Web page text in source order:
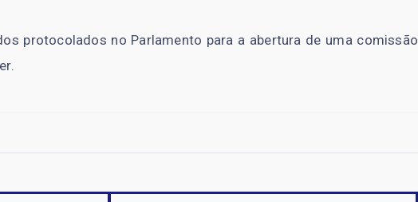
protocolados no Parlamento para a abertura de uma comissão